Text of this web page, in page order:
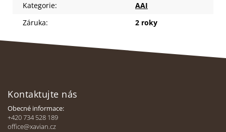
Kategorie:
AAI
Záruka: 2 roky
Kontaktujte nás
Obecné informace:
+420 734 528 189
office@xavian.cz